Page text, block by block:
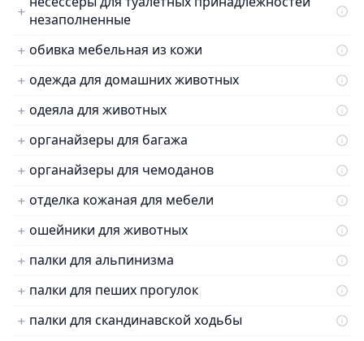
незаполненные
обивка мебельная из кожи
одежда для домашних животных
одеяла для животных
органайзеры для багажа
органайзеры для чемоданов
отделка кожаная для мебели
ошейники для животных
палки для альпинизма
палки для пеших прогулок
палки для скандинавской ходьбы